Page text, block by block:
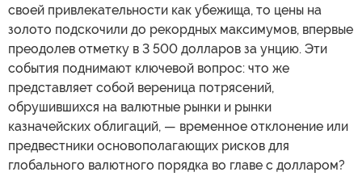
своей привлекательности как убежища, то цены на
золото подскочили до рекордных максимумов, впервые
преодолев отметку в 3 500 долларов за унцию. Эти
события поднимают ключевой вопрос: что же
представляет собой вереница потрясений,
обрушившихся на валютные рынки и рынки
казначейских облигаций, — временное отклонение или
предвестники основополагающих рисков для
глобального валютного порядка во главе с долларом?